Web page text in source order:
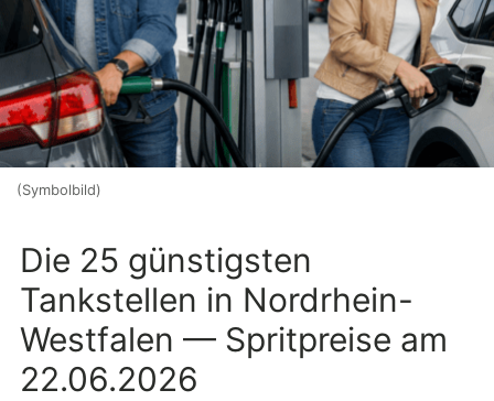
(Symbolbild)
Die 25 günstigsten
Tankstellen in Nordrhein-
Westfalen — Spritpreise am
22.06.2026